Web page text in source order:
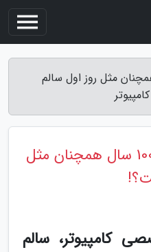
بعد از 100 سال همچنان مثل روز اول سالم
چرا جسد لنین بعد از 100 سال همچنان مثل
کامپیوتر، سالم